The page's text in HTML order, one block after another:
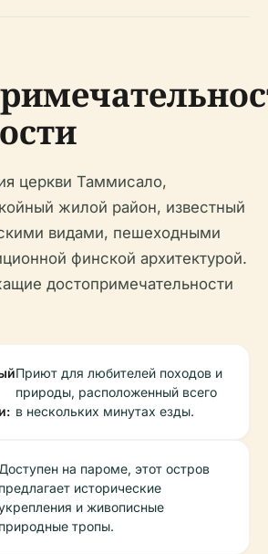
церкви Таммисало,
жилой район, известный
видами, пешеходными
финской архитектурой.
достопримечательности
Приют для любителей походов и
природы, расположенный всего
в нескольких минутах езды.
Доступен на пароме, этот остров
предлагает исторические
и живописные
природные тропы.